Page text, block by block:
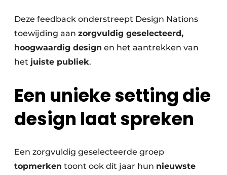
Deze feedback onderstreept Design Nations
toewijding aan zorgvuldig geselecteerd,
hoogwaardig design en het aantrekken van
het juiste publiek.
Een unieke setting die
design laat spreken
Een zorgvuldig geselecteerde groep
topmerken toont ook dit jaar hun nieuwste